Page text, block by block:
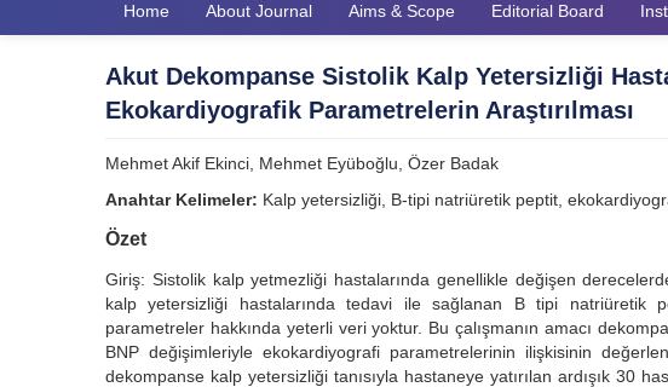
Home About Journal Aims & Scope Editorial Board
Akut Dekompanse Sistolik Kalp Yetersizliği
Ekokardiyografik Parametrelerin Araştırılması
Mehmet Akif Ekinci, Mehmet Eyüboğlu, Özer Badak
Anahtar Kelimeler: Kalp yetersizliği, B-tipi natriüretik peptit,
Özet
Giriş: Sistolik kalp yetmezliği hastalarında genellikle değişen
kalp yetersizliği hastalarında tedavi ile sağlanan B tipi natriüretik
parametreler hakkında yeterli veri yoktur. Bu çalışmanın amacı
BNP değişimleriyle ekokardiyografi parametrelerinin ilişkisinin
dekompanse kalp yetersizliği tanısıyla hastaneye yatırılan ardışık 30